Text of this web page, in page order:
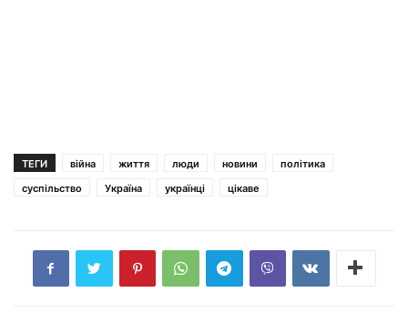
ТЕГИ війна життя люди новини
політика
суспільство
Україна українці цікаве